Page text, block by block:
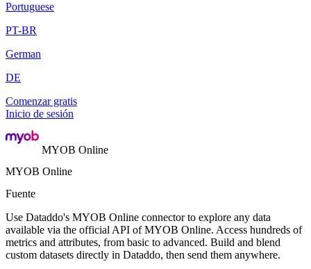
Portuguese
PT-BR
German
DE
Comenzar gratis
Inicio de sesión
MYOB Online
MYOB Online
Fuente
Use Dataddo's MYOB Online connector to explore any data
available via the official API of MYOB Online. Access hundreds of
metrics and attributes, from basic to advanced. Build and blend
custom datasets directly in Dataddo, then send them anywhere.